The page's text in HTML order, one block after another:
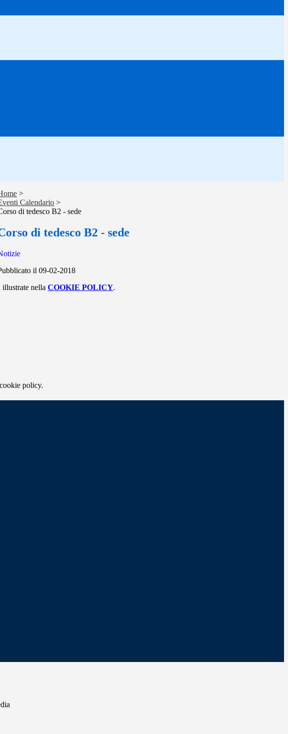
>
Calendario >
di tedesco B2 - sede
di tedesco B2 - sede
il 09-02-2018
nella COOKIE POLICY.
policy.